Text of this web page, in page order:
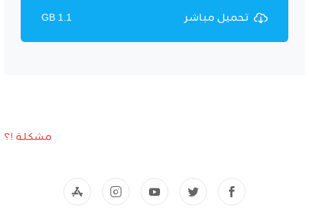
تحميل مباشر 1.1 GB
مشكلة !؟